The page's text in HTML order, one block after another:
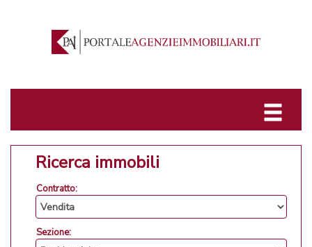
Ricerca immobili
Contratto:
Sezione: